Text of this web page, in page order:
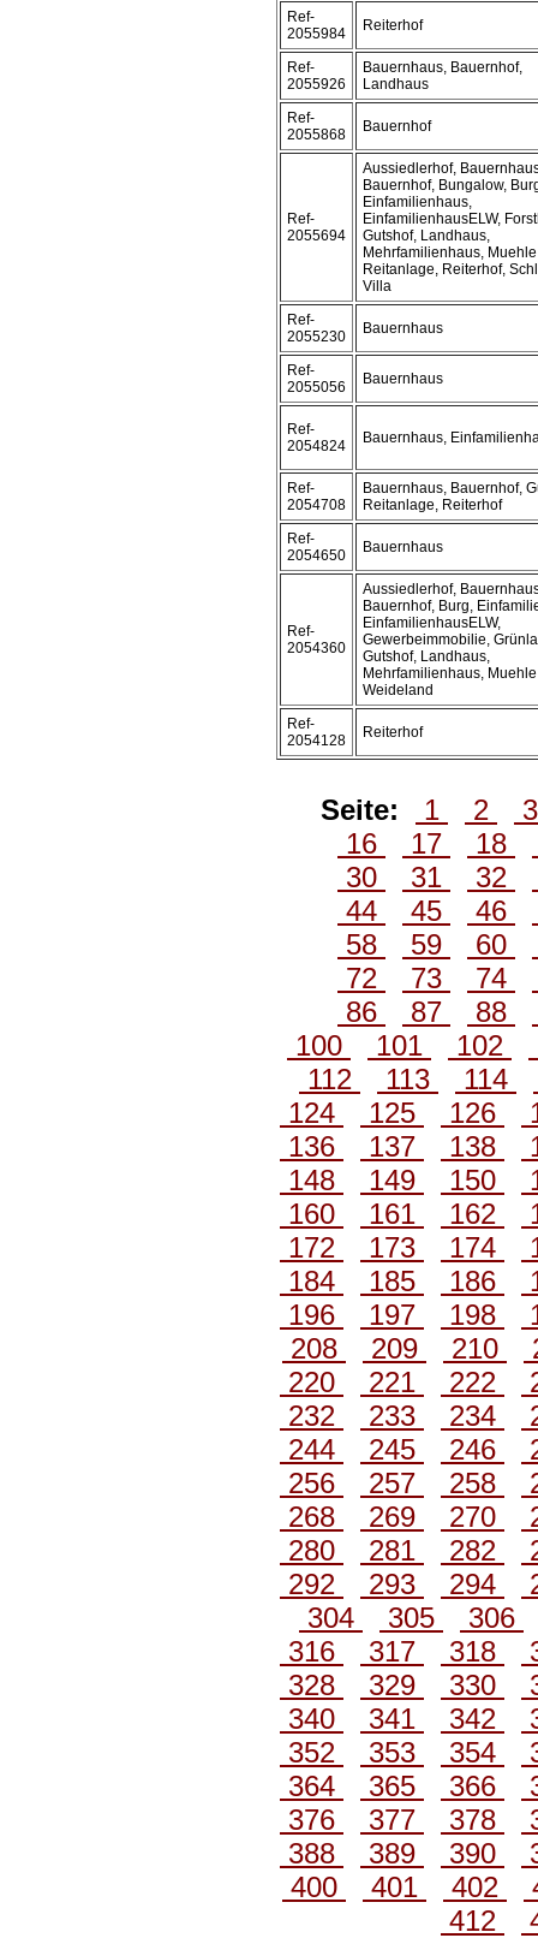
Ref-
2055984
Reiterhof
Ref-
2055926
Bauernhaus, Bauernhof,
Landhaus
Ref-
2055868
Bauernhof
Ref-
2055694
Aussiedlerhof,
Bauernhof, Bungalow,
Einfamilienhaus,
EinfamilienhausELW,
Gutshof, Landhaus,
Mehrfamilienhaus,
Reitanlage, Reiterhof,
Villa
Ref-
2055230
Bauernhaus
Ref-
2055056
Bauernhaus
Ref-
2054824
Bauernhaus,
Ref-
2054708
Bauernhaus, Bauernhof,
Reitanlage, Reiterhof
Ref-
2054650
Bauernhaus
Ref-
2054360
Aussiedlerhof,
Bauernhof, Burg,
EinfamilienhausELW,
Gewerbeimmobilie,
Gutshof, Landhaus,
Mehrfamilienhaus,
Weideland
Ref-
2054128
Reiterhof
Seite: 1 2
16
17 18
30
31 32
44
45 46
58
59 60
72
73 74
86
87 88
100
101 102
112
113 114
124
125 126
136
137 138
148
149 150
160
161 162
172
173 174
184
185 186
196
197 198
208
209 210
220
221 222
232
233 234
244
245 246
256
257 258
268
269 270
280
281 282
292
293 294
304
305
306
316
317 318
328
329 330
340
341 342
352
353 354
364
365 366
376
377 378
388
389 390
400
401 402
412